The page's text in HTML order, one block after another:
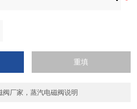
阀厂家，蒸汽电磁阀说明